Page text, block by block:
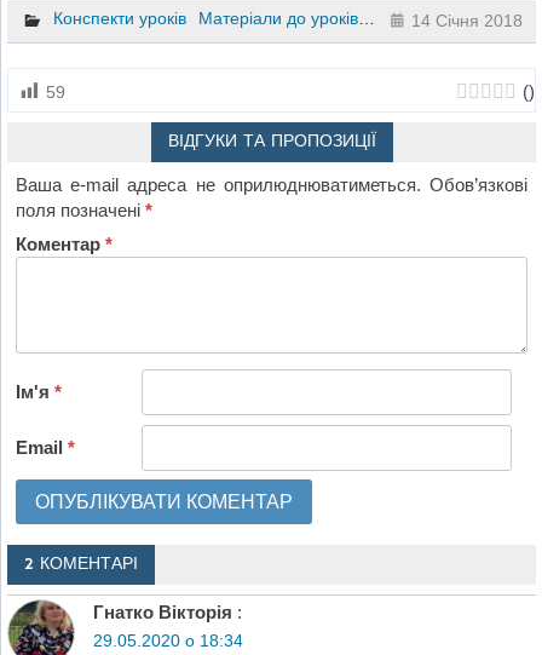
Конспекти уроків Матеріали до уроків Презентації
14 Січня 2018
59 ()
ВІДГУКИ ТА ПРОПОЗИЦІЇ
Ваша e-mail адреса не оприлюднюватиметься. Обов’язкові
поля позначені*
Коментар*
Ім'я*
Email*
2 КОМЕНТАРІ
Гнатко Вікторія :
29.05.2020 о 18:34